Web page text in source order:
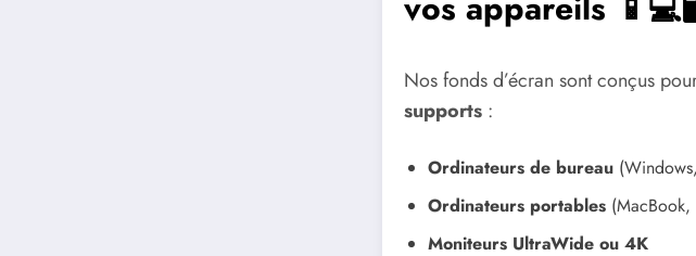
Nos fonds d’écran sont conçus
supports :
Ordinateurs de bureau
Ordinateurs portables (MacBook,
Moniteurs UltraWide ou 4K